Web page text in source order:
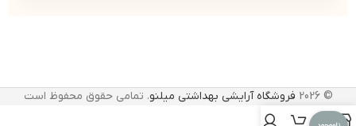
© 2026 فروشگاه آرایشی بهداشتی میلنو. تمامی حقوق محفوظ است